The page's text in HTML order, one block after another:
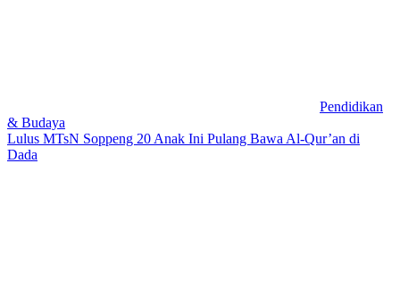
Pendidikan
& Budaya
Lulus MTsN Soppeng 20 Anak Ini Pulang Bawa Al-Qur’an di
Dada